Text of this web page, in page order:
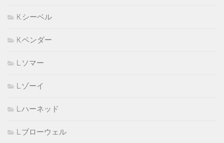
K.シーベル
K.ベンダー
L.ソマー
L.ゾーイ
L.ハーネッド
L.ブローウェル